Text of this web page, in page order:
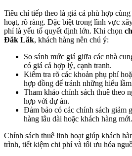
Tiêu chí tiếp theo là giá cả phù hợp
hoạt, rõ ràng. Đặc biệt trong lĩnh vực
phí là yếu tố quyết định lớn. Khi chọn
Đăk Lăk, khách hàng nên chú ý:
So sánh mức giá giữa các nhà
có giá cả hợp lý, cạnh tranh.
Kiểm tra rõ các khoản phụ phí
hợp đồng để tránh những hiểu lầm
Tham khảo chính sách thuê theo
hợp với dự án.
Đảm bảo có các chính sách giảm
hàng lâu dài hoặc khách hàng mới.
Chính sách thuê linh hoạt giúp khách
trình, tiết kiệm chi phí và tối ưu hóa